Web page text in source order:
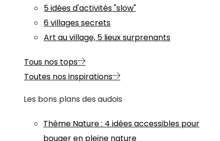
5 idées d'activités "slow"
6 villages secrets
Art au village, 5 lieux surprenants
Tous nos tops
Toutes nos inspirations
Les bons plans des audois
Thème Nature: 4 idées accessibles pour
bouger en pleine nature